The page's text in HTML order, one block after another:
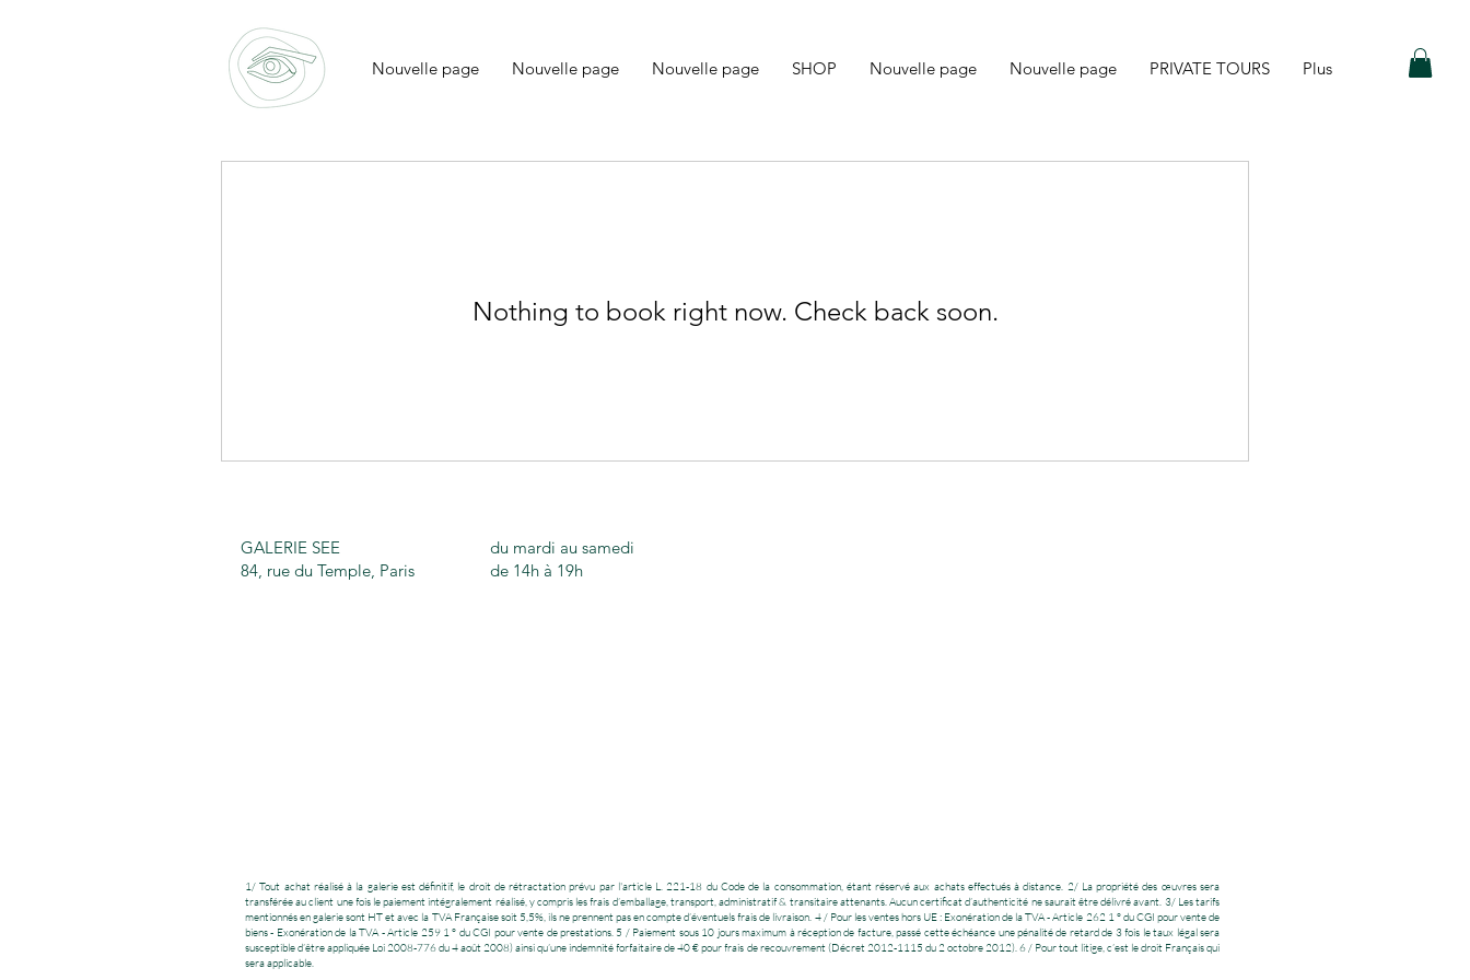
Nouvelle page Nouvelle page Nouvelle page SHOP Nouvelle page Nouvelle page PRIVATE TOURS Plus
Nothing to book right now. Check back soon.
GALERIE SEE
84, rue du Temple, Paris
du mardi au samedi
de 14h à 19h
1/ Tout achat réalisé à la galerie est définitif, le droit de rétractation prévu par l'article L. 221-18 du Code de la consommation, étant réservé aux achats effectués à distance. 2/ La propriété des œuvres sera
transférée au client une fois le paiement intégralement réalisé, y compris les frais d’emballage, transport, administratif & transitaire attenants. Aucun certificat d’authenticité ne saurait être délivré avant. 3/ Les tarifs
mentionnés en galerie sont HT et avec la TVA Française soit 5,5%, ils ne prennent pas en compte d’éventuels frais de livraison. 4 / Pour les ventes hors UE : Exonération de la TVA - Article 262 1 ° du CGI pour vente de
biens - Exonération de la TVA - Article 259 1 ° du CGI pour vente de prestations. 5 / Paiement sous 10 jours maximum à réception de facture, passé cette échéance une pénalité de retard de 3 fois le taux légal sera
susceptible d’être appliquée Loi 2008-776 du 4 août 2008) ainsi qu’une indemnité forfaitaire de 40 € pour frais de recouvrement (Décret 2012-1115 du 2 octobre 2012). 6 / Pour tout litige, c’est le droit Français qui
sera applicable.